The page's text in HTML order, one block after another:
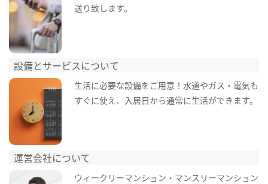
送り致します。
設備とサービスについて
生活に必要な設備をご用意！水道やガス・電気も
すぐに使え、入居日から通常に生活ができます。
運営会社について
ウィークリーマンション・マンスリーマンション